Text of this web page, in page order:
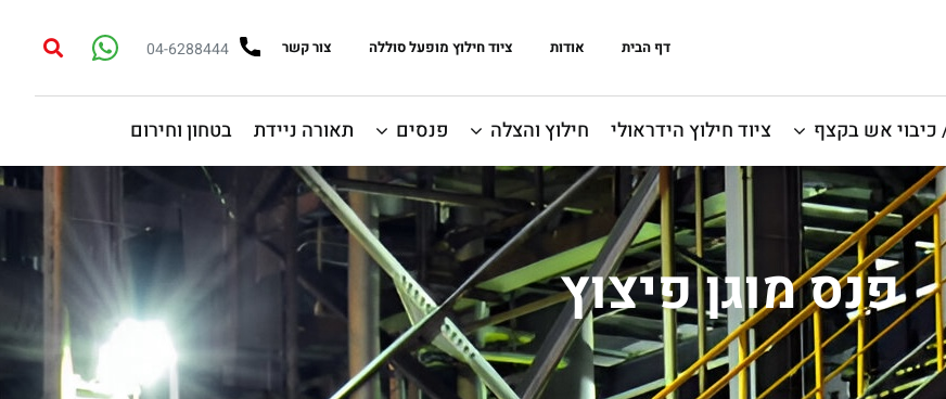
דף הבית אודות ציוד חילוץ מופעל סוללה צור קשר 04-6288444
ציוד חילוץ הידראולי חילוץ והצלה פנסים תאורה ניידת בטחון וחירום
פנס מוגן פיצוץ